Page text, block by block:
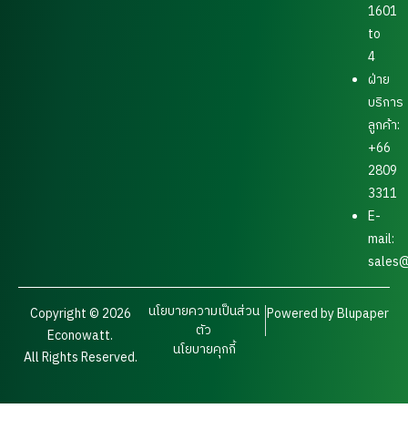
1601
to
4
ฝ่าย
บริการ
ลูกค้า:
+66
2809
3311
E-
mail:
Copyright © 2026
Econowatt.
All Rights Reserved.
นโยบายความเป็นส่วน
ตัว
นโยบายคุกกี้
Powered by Blupaper